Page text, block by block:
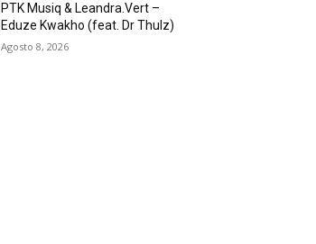
PTK Musiq & Leandra.Vert –
Eduze Kwakho (feat. Dr Thulz)
Agosto 8, 2026